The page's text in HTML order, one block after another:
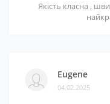
Якість класна ,
Eugene
04.02.2025